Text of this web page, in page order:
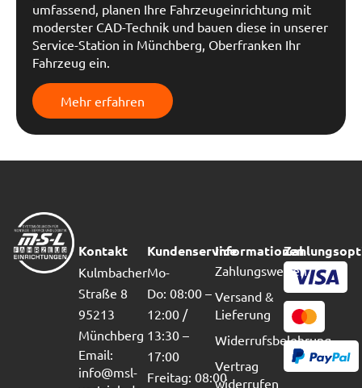
umfassend, planen Ihre Fahrzeugeinrichtung mit
moderster CAD-Technik und bauen diese in unserer
Service-Station in Münchberg, Oberfranken Ihr
Fahrzeug ein.
Mehr erfahren
Kontakt
Kulmbacher
Straße 8
95213
Münchberg
Email:
info@msl-
Kundenservice
Mo-
Do: 08:00 –
12:00 /
13:30 –
17:00
Freitag: 08:00
Informationen
Zahlungsweisen
Versand &
Lieferung
Widerrufsbelehrung
Vertrag
widerrufen